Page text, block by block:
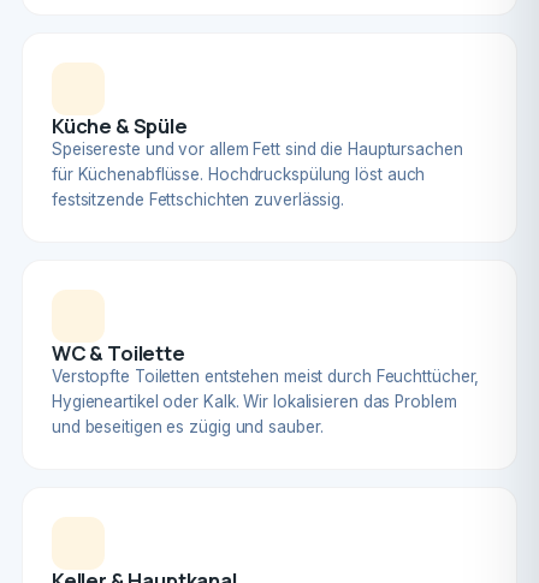
Küche & Spüle
Speisereste und vor allem Fett sind die Hauptursachen
für Küchenabflüsse. Hochdruckspülung löst auch
festsitzende Fettschichten zuverlässig.
WC & Toilette
Verstopfte Toiletten entstehen meist durch Feuchttücher,
Hygieneartikel oder Kalk. Wir lokalisieren das Problem
und beseitigen es zügig und sauber.